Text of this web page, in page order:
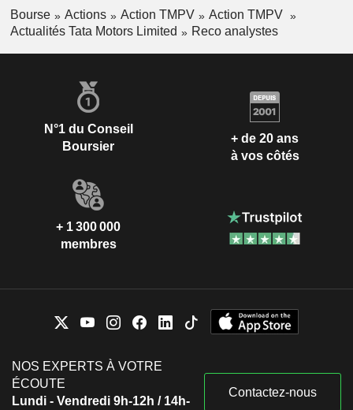
Bourse Actions Action TMPV
Action TMPV
Actualités Tata Motors Limited
Reco analystes
N°1 du Conseil
Boursier
+ de 20 ans
à vos côtés
+ 1 300 000
membres
NOS EXPERTS À VOTRE
ÉCOUTE
Lundi - Vendredi 9h-12h / 14h-
Contactez-nous